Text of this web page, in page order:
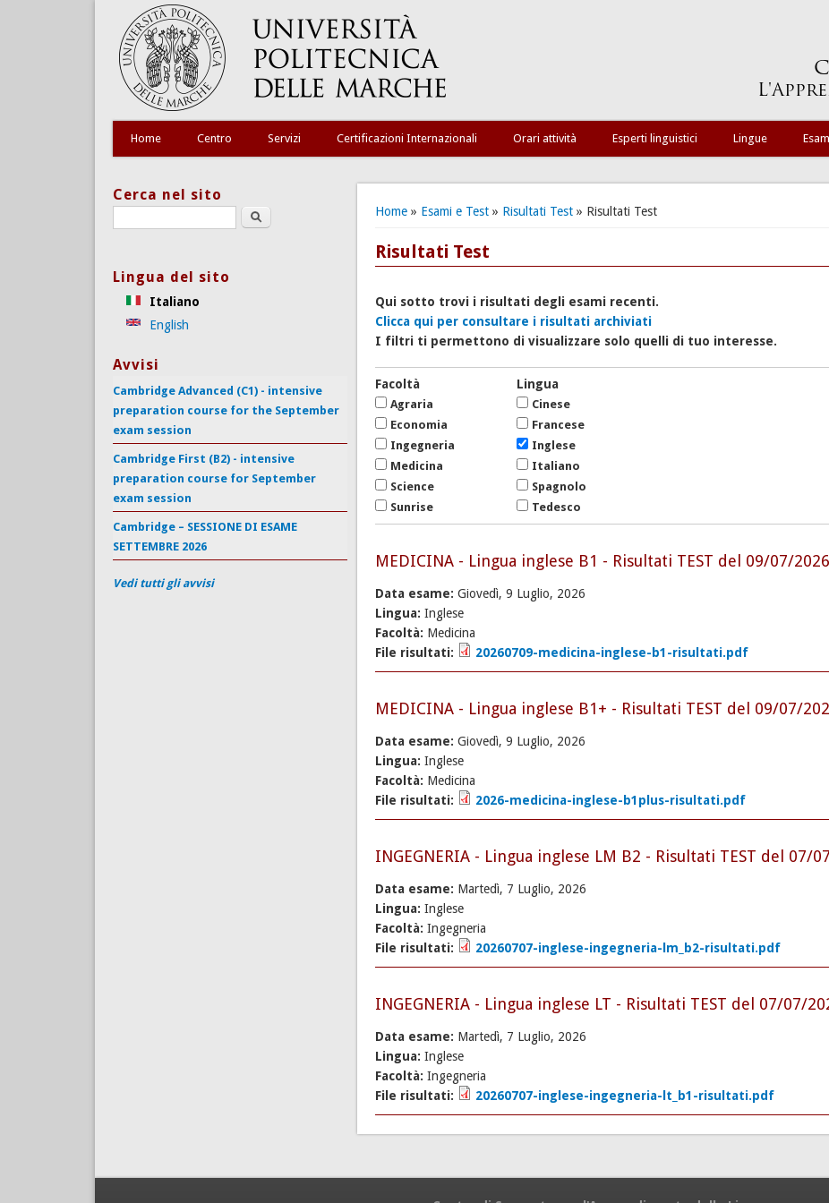
Home Centro Servizi Certificazioni Internazionali Orari attività Esperti linguistici Lingue
Tu sei qui
Home» Esami e Test» Risultati Test» Risultati Test
Risultati Test
Qui sotto trovi i risultati degli esami recenti.
Clicca qui per consultare i risultati archiviati
I filtri ti permettono di visualizzare solo quelli di tuo interesse.
Facoltà
Agraria
Economia
Ingegneria
Medicina
Science
Sunrise
Lingua
Cinese
Francese
Inglese
Italiano
Spagnolo
Tedesco
MEDICINA - Lingua inglese B1 - Risultati TEST del 09/07/2026
Data esame: Giovedì, 9 Luglio, 2026
Lingua: Inglese
Facoltà: Medicina
File risultati:
20260709-medicina-inglese-b1-risultati.pdf
MEDICINA - Lingua inglese B1+ - Risultati TEST del 09/07/
Data esame: Giovedì, 9 Luglio, 2026
Lingua: Inglese
Facoltà: Medicina
File risultati:
2026-medicina-inglese-b1plus-risultati.pdf
INGEGNERIA - Lingua inglese LM B2 - Risultati TEST del 07/
Data esame: Martedì, 7 Luglio, 2026
Lingua: Inglese
Facoltà: Ingegneria
File risultati:
20260707-inglese-ingegneria-lm_b2-risultati.pdf
INGEGNERIA - Lingua inglese LT - Risultati TEST del 07/07/
Data esame: Martedì, 7 Luglio, 2026
Lingua: Inglese
Facoltà: Ingegneria
File risultati:
20260707-inglese-ingegneria-lt_b1-risultati.pdf
Cerca nel sito
Search this site
Lingua del sito
Italiano
English
Avvisi
Cambridge Advanced (C1) - intensive
preparation course for the September
exam session
Cambridge First (B2) - intensive
preparation course for September
exam session
Cambridge – SESSIONE DI ESAME
SETTEMBRE 2026
Vedi tutti gli avvisi